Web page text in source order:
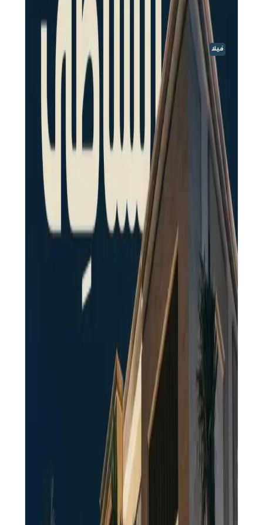
فيلا